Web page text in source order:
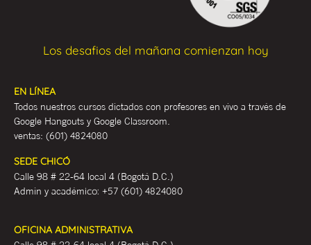
Los desafios del mañana comienzan hoy
EN LÍNEA
Todos nuestros cursos dictados con profesores en vivo a través de
Google Hangouts y Google Classroom.
ventas: (601) 4824080
SEDE CHICÓ
Calle 98 # 22-64 local 4 (Bogotá D.C.)
Admin y académico: +57 (601) 4824080
OFICINA ADMINISTRATIVA